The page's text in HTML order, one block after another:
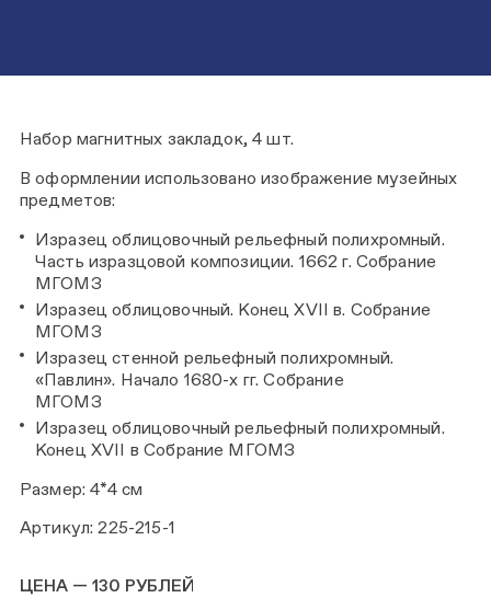
Набор магнитных закладок, 4 шт.
В оформлении использовано изображение музейных
предметов:
Изразец облицовочный рельефный полихромный.
Часть изразцовой композиции. 1662 г. Собрание
Изразец облицовочный. Конец XVII в. Собрание
МГОМЗ
Изразец стенной рельефный полихромный.
«Павлин». Начало 1680-х гг. Собрание
Изразец облицовочный рельефный полихромный.
Конец XVII в Собрание МГОМЗ
Размер: 4*4 см
Артикул: 225-215-1
ЦЕНА — 130 РУБЛЕЙ